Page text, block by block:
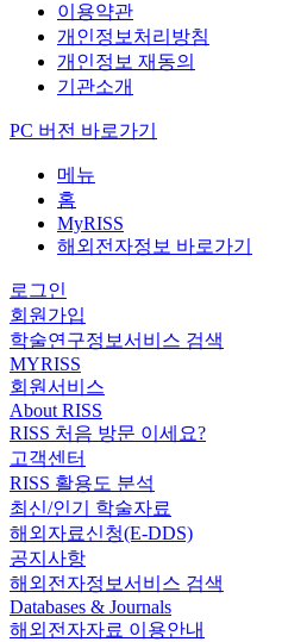
이용약관
개인정보처리방침
개인정보 재동의
기관소개
PC 버전 바로가기
메뉴
홈
MyRISS
해외전자정보 바로가기
로그인
회원가입
학술연구정보서비스 검색
MYRISS
회원서비스
About RISS
RISS 처음 방문 이세요?
고객센터
RISS 활용도 분석
최신/인기 학술자료
해외자료신청(E-DDS)
공지사항
해외전자정보서비스 검색
Databases & Journals
해외전자자료 이용안내